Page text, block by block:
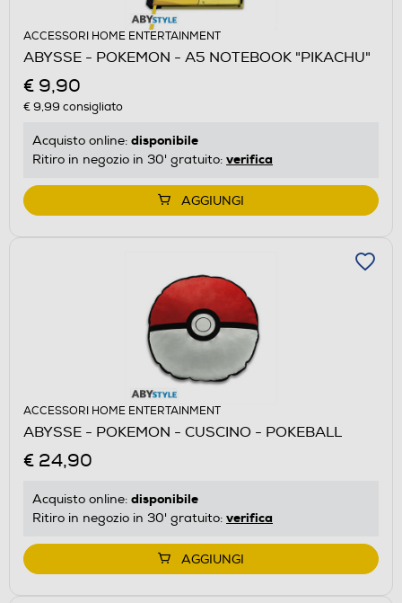
ACCESSORI HOME ENTERTAINMENT
ABYSSE - POKEMON - A5 NOTEBOOK "PIKACHU"
€ 9,90
€ 9,99 consigliato
Acquisto online: disponibile
Ritiro in negozio in 30' gratuito: verifica
AGGIUNGI
ACCESSORI HOME ENTERTAINMENT
ABYSSE - POKEMON - CUSCINO - POKEBALL
€ 24,90
Acquisto online: disponibile
Ritiro in negozio in 30' gratuito: verifica
AGGIUNGI